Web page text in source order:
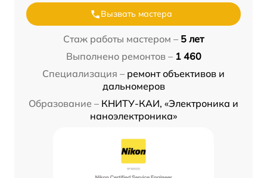
Вызвать мастера
Стаж работы мастером – 5 лет
Выполнено ремонтов – 1 460
Специализация – ремонт объективов и
дальномеров
Образование – КНИТУ-КАИ, «Электроника и
наноэлектроника»